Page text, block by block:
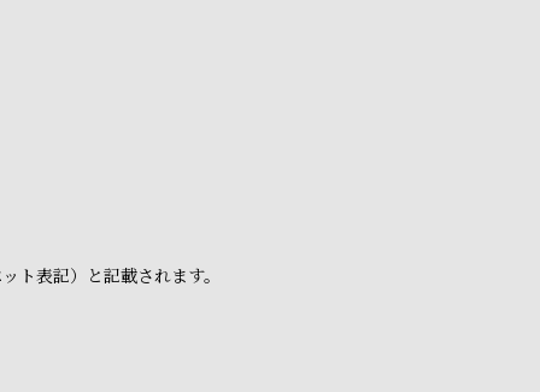
ト表記）と記載されます。